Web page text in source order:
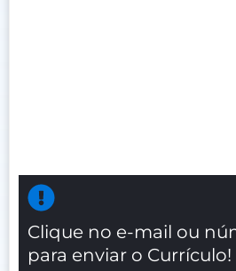
Clique no e-mail ou
para enviar o Currículo!